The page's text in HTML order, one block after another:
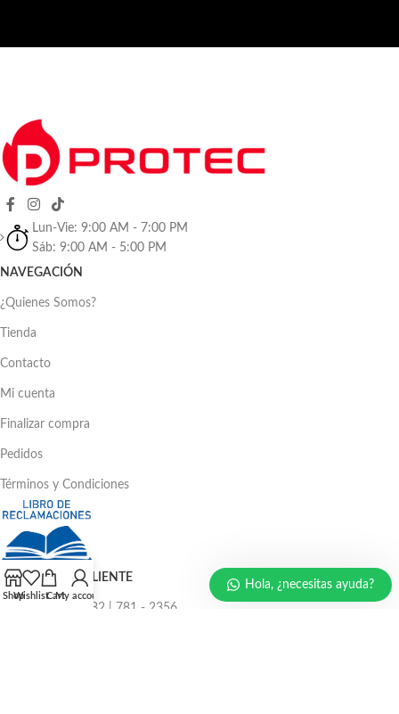
Lun-Vie: 9:00 AM - 7:00 PM
Sáb: 9:00 AM - 5:00 PM
NAVEGACIÓN
¿Quienes Somos?
Tienda
Contacto
Mi cuenta
Finalizar compra
Pedidos
Términos y Condiciones
ATENCIÓN AL CLIENTE
Ventas: 386 - 4582 | 781 - 2356
ShopWishlistCartMy account
Hola, ¿necesitas ayuda?